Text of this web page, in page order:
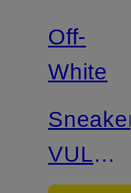
Off-
White
Sneaker
VULC